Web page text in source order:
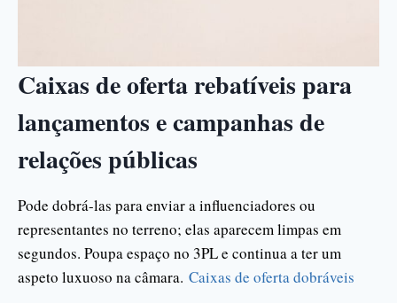
Caixas de oferta rebatíveis para
lançamentos e campanhas de
relações públicas
Pode dobrá-las para enviar a influenciadores ou
representantes no terreno; elas aparecem limpas em
segundos. Poupa espaço no 3PL e continua a ter um
aspeto luxuoso na câmara. Caixas de oferta dobráveis